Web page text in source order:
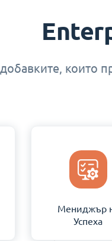
които
Мениджър
Успеха